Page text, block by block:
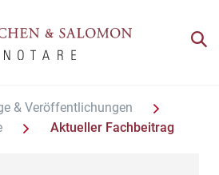
& Veröffentlichungen
Aktueller Fachbeitrag